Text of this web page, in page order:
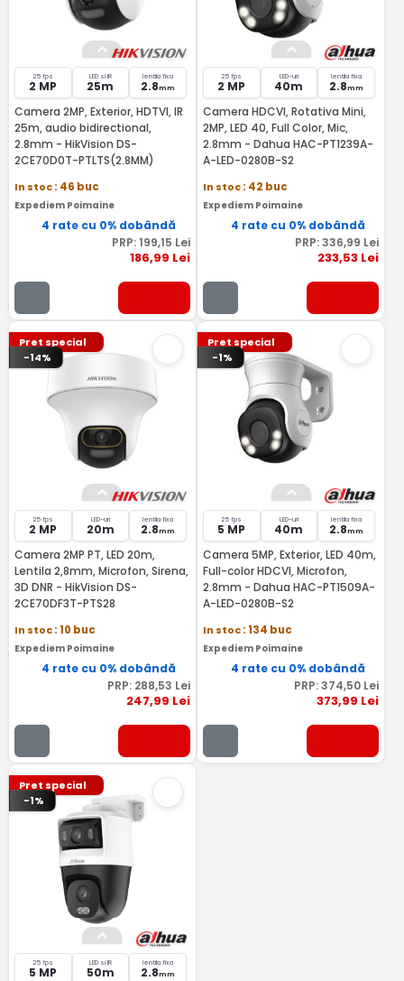
25 fps
2 MP
LED si IR
25m
lentila fixa
2.8mm
Camera 2MP, Exterior, HDTVI, IR
25m, audio bidirectional,
2.8mm - HikVision DS-
2CE70D0T-PTLTS(2.8MM)
In stoc: 46 buc
Expediem Poimaine
4 rate cu 0% dobândă
PRP: 199,15 Lei
186,99 Lei
25 fps
2 MP
LED-uri
40m
lentila fixa
2.8mm
Camera HDCVI, Rotativa Mini,
2MP, LED 40, Full Color, Mic,
2.8mm - Dahua HAC-PT1239A-
A-LED-0280B-S2
In stoc: 42 buc
Expediem Poimaine
4 rate cu 0% dobândă
PRP:336,99 Lei
233,53 Lei
Pret special
-14%
25 fps
2 MP
LED-uri
20m
lentila fixa
2.8mm
Camera 2MP PT, LED 20m,
Lentila 2,8mm, Microfon, Sirena,
3D DNR - HikVision DS-
2CE70DF3T-PTS28
In stoc: 10 buc
Expediem Poimaine
4 rate cu 0% dobândă
PRP: 288,53 Lei
247,99 Lei
Pret special
-1%
25 fps
5 MP
LED-uri
40m
lentila fixa
2.8mm
Camera 5MP, Exterior, LED 40m,
Full-color HDCVI, Microfon,
2.8mm - Dahua HAC-PT1509A-
A-LED-0280B-S2
In stoc: 134 buc
Expediem Poimaine
4 rate cu 0% dobândă
PRP:374,50 Lei
373,99 Lei
Pret special
-1%
25 fps
5 MP
LED si IR
50m
lentila fixa
2.8mm